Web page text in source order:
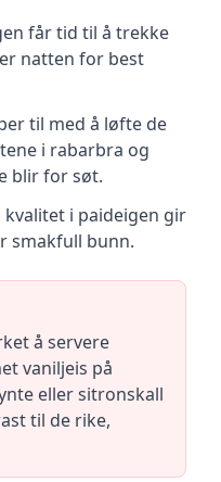
får tid til å trekke
natten for best
til med å løfte de
i rabarbra og
blir for søt.
i paideigen gir
smakfull bunn.
å servere
vaniljeis på
eller sitronskall
til de rike,